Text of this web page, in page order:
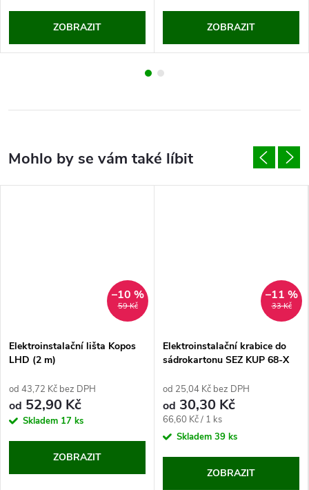
ZOBRAZIT ZOBRAZIT
59 Kč
–10 %
Elektroinstalační lišta Kopos
LHD (2 m)
od 43,72 Kč bez DPH
od 52,90 Kč
Skladem 17 ks
ZOBRAZIT
33 Kč
–11 %
Elektroinstalační krabice do
sádrokartonu SEZ KUP 68-X
od 25,04 Kč bez DPH
od 30,30 Kč
Měrná
cena:
66,60 Kč / 1 ks
Skladem 39 ks
ZOBRAZIT